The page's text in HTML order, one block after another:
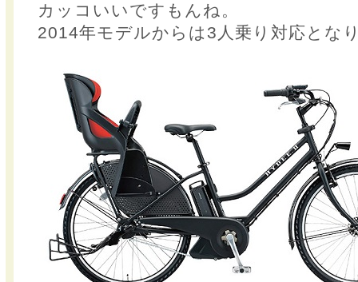
カッコいいですもんね。
2014年モデルからは3人乗り対応とな